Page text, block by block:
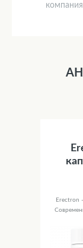
Erectron